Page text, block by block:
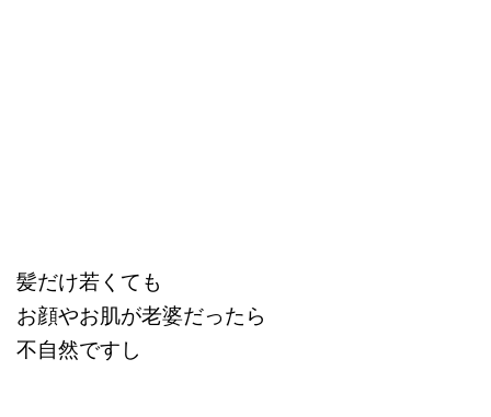
髪だけ若くても
お顔やお肌が老婆だったら
不自然ですし